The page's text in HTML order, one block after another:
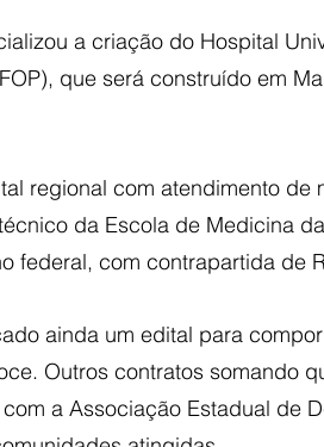
a criação do Hospital
que será construído em
regional com atendimento de
da Escola de Medicina
federal, com contrapartida de
ainda um edital para
Outros contratos somando
a Associação Estadual de